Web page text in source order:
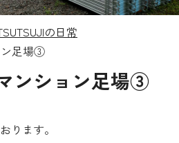
の日常
ン足場③
ンション足場③
ります。